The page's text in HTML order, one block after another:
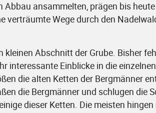
Abbau ansammelten, prägen bis
verträumte Wege durch den
kleinen Abschnitt der Grube. Bisher
interessante Einblicke in die
die alten Ketten der Bergmänner
die Bergmänner und schlugen die
dieser Ketten. Die meisten